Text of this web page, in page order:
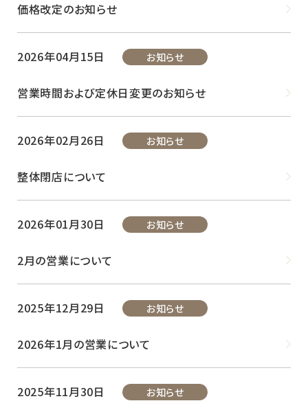
価格改定のお知らせ
2026年04月15日 お知らせ
営業時間および定休日変更のお知らせ
2026年02月26日 お知らせ
整体閉店について
2026年01月30日 お知らせ
2月の営業について
2025年12月29日 お知らせ
2026年1月の営業について
2025年11月30日 お知らせ